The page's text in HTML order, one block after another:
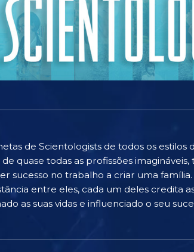
de Scientologists de todos os
quase todas as profissões
sucesso no trabalho a criar uma
entre eles, cada um deles credita
as suas vidas e influenciado o seu